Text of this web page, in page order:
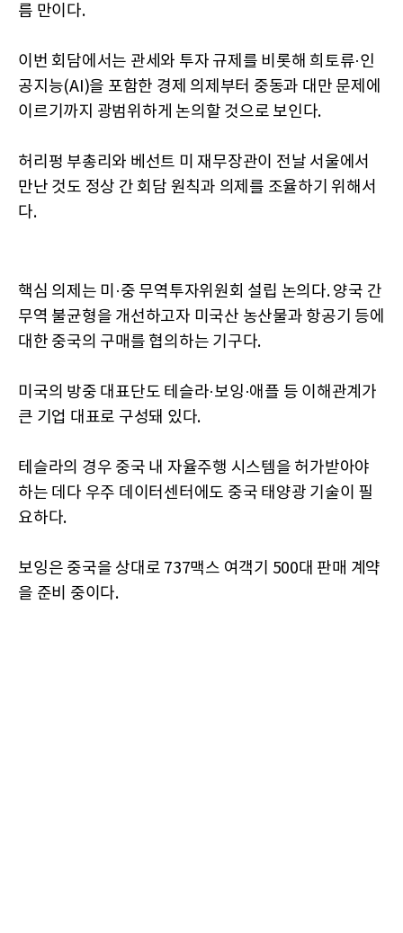
름 만이다.
이번 회담에서는 관세와 투자 규제를 비롯해 희토류·인
공지능(AI)을 포함한 경제 의제부터 중동과 대만 문제에
이르기까지 광범위하게 논의할 것으로 보인다.
허리펑 부총리와 베선트 미 재무장관이 전날 서울에서
만난 것도 정상 간 회담 원칙과 의제를 조율하기 위해서
다.
핵심 의제는 미·중 무역투자위원회 설립 논의다. 양국 간
무역 불균형을 개선하고자 미국산 농산물과 항공기 등에
대한 중국의 구매를 협의하는 기구다.
미국의 방중 대표단도 테슬라·보잉·애플 등 이해관계가
큰 기업 대표로 구성돼 있다.
테슬라의 경우 중국 내 자율주행 시스템을 허가받아야
하는 데다 우주 데이터센터에도 중국 태양광 기술이 필
요하다.
보잉은 중국을 상대로 737맥스 여객기 500대 판매 계약
을 준비 중이다.